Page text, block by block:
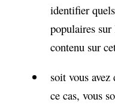
identifier
populaires
contenu sur
soit vous avez
ce cas, vous